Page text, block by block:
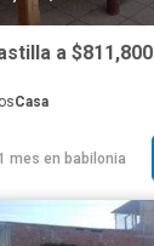
a $811,800
Casa
mes en babilonia